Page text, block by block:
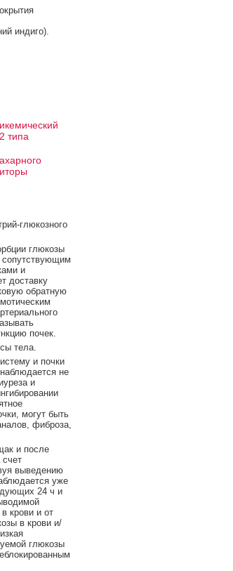
индиго).
типа
глюкозного
глюкозы
сопутствующим
и
доставку
обратную
почек.
тела.
и почки
не
и
могут быть
фиброза,
и после
выведению
уже
24 ч и
крови и от
в крови и/
глюкозы